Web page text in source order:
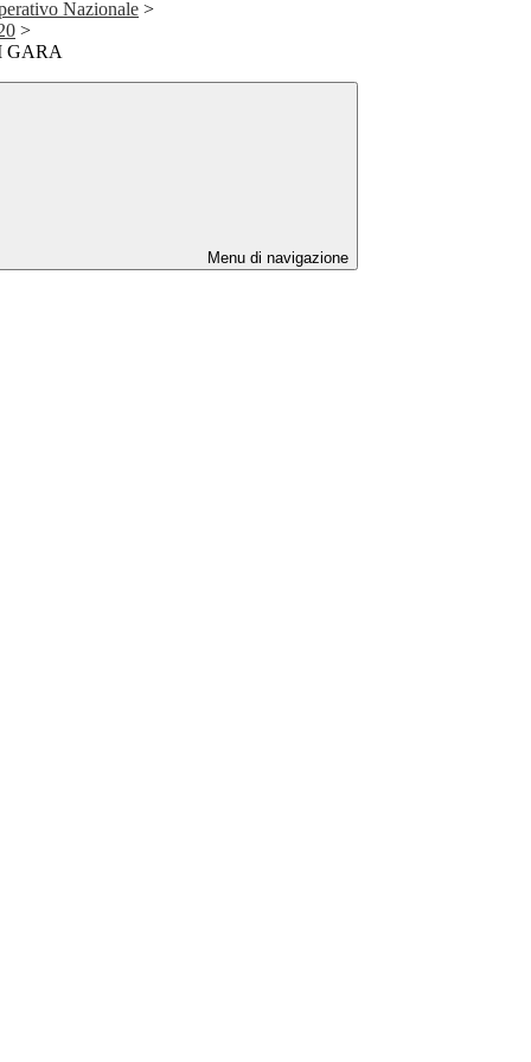
Nazionale >
>
GARA
Menu di navigazione